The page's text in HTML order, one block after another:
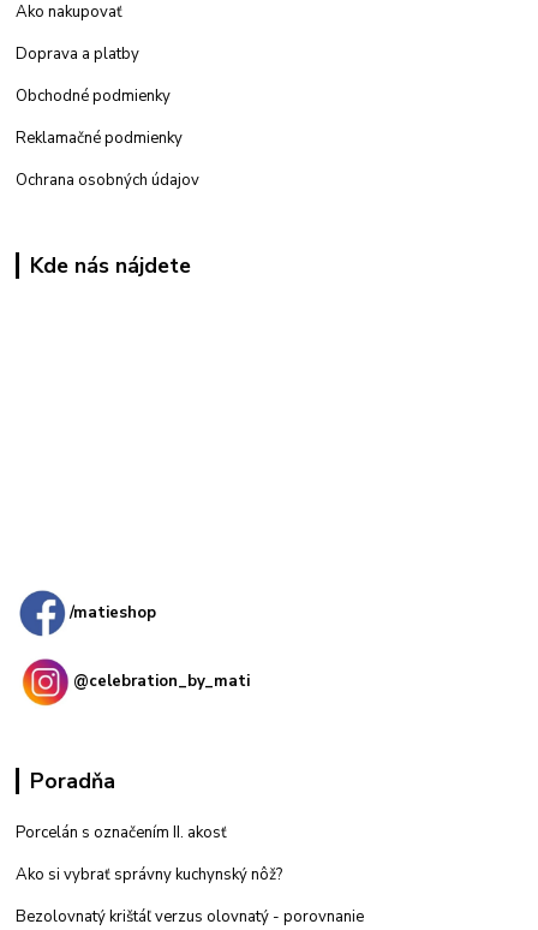
Ako nakupovať
Doprava a platby
Obchodné podmienky
Reklamačné podmienky
Ochrana osobných údajov
Kde nás nájdete
/matieshop
@celebration_by_mati
Poradňa
Porcelán s označením II. akosť
Ako si vybrať správny kuchynský nôž?
Bezolovnatý krištáľ verzus olovnatý - porovnanie